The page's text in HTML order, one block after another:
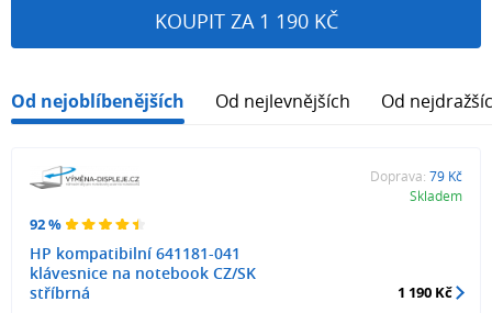
KOUPIT ZA 1 190 KČ
Od nejoblíbenějších Od nejlevnějších Od
92 %
HP kompatibilní 641181-041
klávesnice na notebook CZ/SK
stříbrná
Doprava: 79 Kč
Skladem
1 190 Kč